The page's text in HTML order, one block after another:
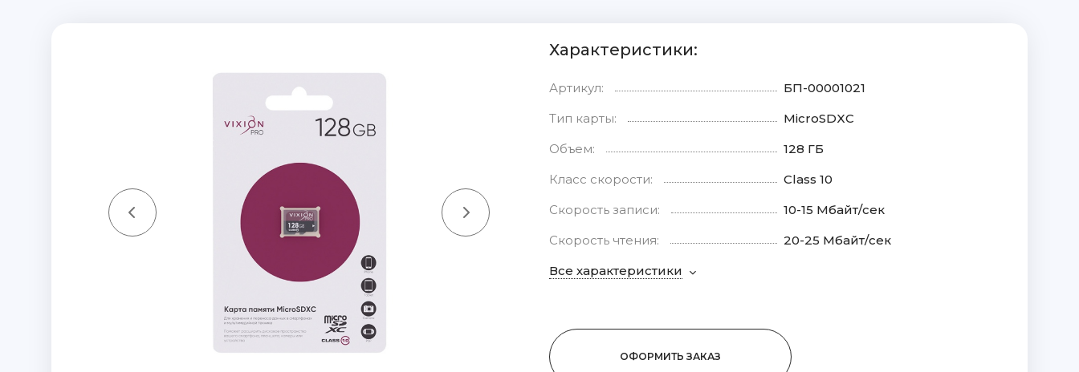
Характеристики:
Артикул:
БП-00001021
Тип карты:
MicroSDXC
Объем:
128 ГБ
Класс скорости:
Class 10
Скорость записи:
10-15 Мбайт/сек
Cкорость чтения:
20-25 Мбайт/сек
Все характеристики
ОФОРМИТЬ ЗАКАЗ